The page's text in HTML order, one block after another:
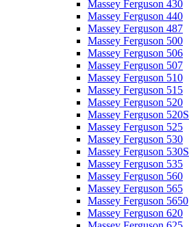
Massey Ferguson 430
Massey Ferguson 440
Massey Ferguson 487
Massey Ferguson 500
Massey Ferguson 506
Massey Ferguson 507
Massey Ferguson 510
Massey Ferguson 515
Massey Ferguson 520
Massey Ferguson 520S
Massey Ferguson 525
Massey Ferguson 530
Massey Ferguson 530S
Massey Ferguson 535
Massey Ferguson 560
Massey Ferguson 565
Massey Ferguson 5650
Massey Ferguson 620